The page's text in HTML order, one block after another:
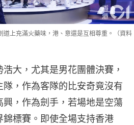
道上充滿火藥味，港、意還是互相尊重。（資料
大，尤其是男花團體決賽，
，作為客隊的比安奇竟沒有
，作為劍手，若場地是空蕩
標賽。即使全場支持香港